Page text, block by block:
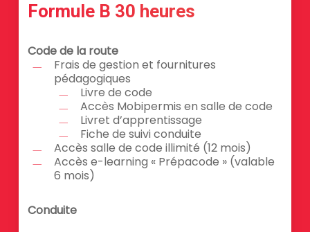
Formule B 30 heures
Code de la route
Frais de gestion et fournitures
pédagogiques
Livre de code
Accès Mobipermis en salle de code
Livret d’apprentissage
Fiche de suivi conduite
Accès salle de code illimité (12 mois)
Accès e-learning « Prépacode » (valable
6 mois)
Conduite